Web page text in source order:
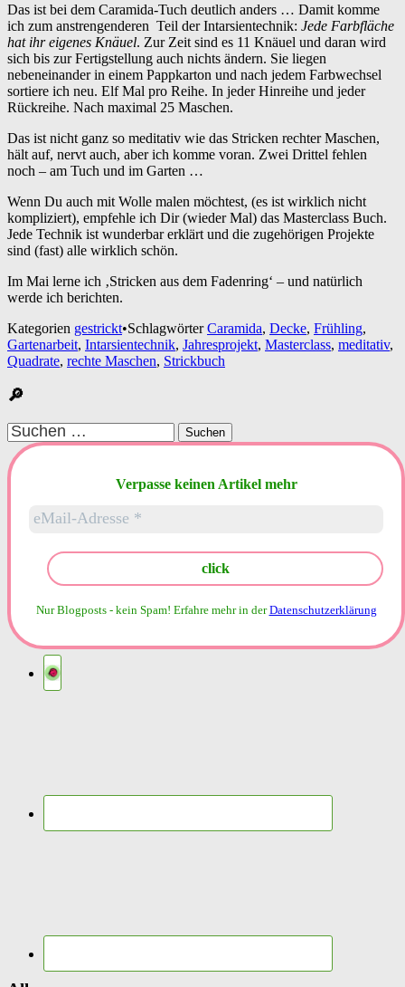
Das ist bei dem Caramida-Tuch deutlich anders … Damit komme
ich zum anstrengenderen Teil der Intarsientechnik: Jede Farbfläche
hat ihr eigenes Knäuel. Zur Zeit sind es 11 Knäuel und daran wird
sich bis zur Fertigstellung auch nichts ändern. Sie liegen
nebeneinander in einem Pappkarton und nach jedem Farbwechsel
sortiere ich neu. Elf Mal pro Reihe. In jeder Hinreihe und jeder
Rückreihe. Nach maximal 25 Maschen.
Das ist nicht ganz so meditativ wie das Stricken rechter Maschen,
hält auf, nervt auch, aber ich komme voran. Zwei Drittel fehlen
noch – am Tuch und im Garten …
Wenn Du auch mit Wolle malen möchtest, (es ist wirklich nicht
kompliziert), empfehle ich Dir (wieder Mal) das Masterclass Buch.
Jede Technik ist wunderbar erklärt und die zugehörigen Projekte
sind (fast) alle wirklich schön.
Im Mai lerne ich ‚Stricken aus dem Fadenring‘ – und natürlich
werde ich berichten.
Kategorien gestrickt•SchlagwörterCaramida, Decke, Frühling,
Gartenarbeit, Intarsientechnik, Jahresprojekt, Masterclass, meditativ,
Quadrate, rechte Maschen, Strickbuch
🔎
Suchen
nach:
Verpasse keinen Artikel mehr
Nur Blogposts - kein Spam! Erfahre mehr in derDatenschutzerklärung